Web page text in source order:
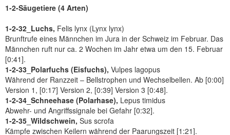
1-2-Säugetiere (4 Arten)
1-2-32_Luchs, Felis lynx (Lynx lynx)
Brunftrufe eines Männchen im Jura in der Schweiz im Februar. Das
Männchen ruft nur ca. 2 Wochen im Jahr etwa um den 15. Februar
[0:41].
1-2-33_Polarfuchs (Eisfuchs), Vulpes lagopus
Während der Ranzzeit – Bellstrophen und Wechselbellen. Ab [0:00]
Version 1, [0:17] Version 2, [0:39] Version 3 [0:48].
1-2-34_Schneehase (Polarhase), Lepus timidus
Abwehr- und Angriffssignale bei Gefahr [0:32].
1-2-35_Wildschwein, Sus scrofa
Kämpfe zwischen Keilern während der Paarungszeit [1:21].